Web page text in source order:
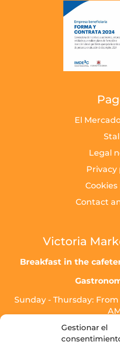
Gestionar el
El
Legal
Privacy
Cookies
Contact
Victoria
Breakfast in the
Sunday - Thursday: From
Friday, Saturday, and
From 12:00 PM